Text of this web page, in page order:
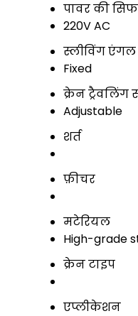
पावर की
220V AC
स्लीविंग एंगल
Fixed
क्रेन ट्रैवलिंग
Adjustable
शर्त
फ़ीचर
मटेरियल
High-grade
क्रेन टाइप
एप्लीकेशन